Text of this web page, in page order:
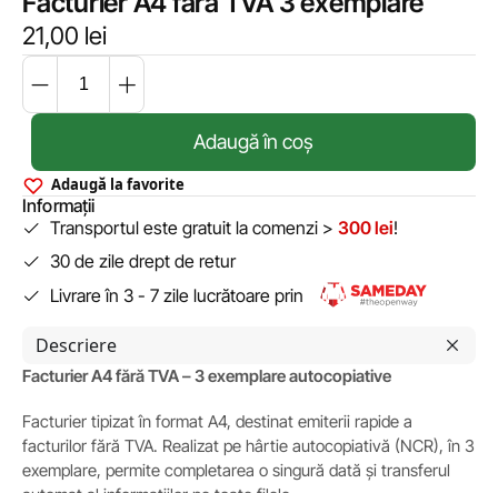
21,00 lei
Adaugă în coș
Adaugă la favorite
Informații
Transportul este gratuit la comenzi > 300 lei!
30 de zile drept de retur
Livrare în 3 - 7 zile lucrătoare prin
Descriere
Facturier A4 fără TVA – 3 exemplare autocopiative
Facturier tipizat în format A4, destinat emiterii rapide a
facturilor fără TVA. Realizat pe hârtie autocopiativă (NCR), în 3
exemplare, permite completarea o singură dată și transferul